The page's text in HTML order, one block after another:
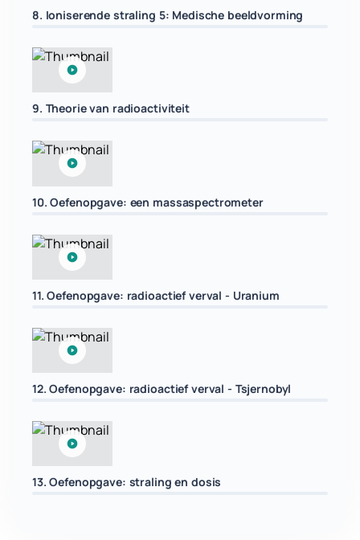
8. Ioniserende straling 5: Medische beeldvorming
9. Theorie van radioactiviteit
10. Oefenopgave: een massaspectrometer
11. Oefenopgave: radioactief verval - Uranium
12. Oefenopgave: radioactief verval - Tsjernobyl
13. Oefenopgave: straling en dosis